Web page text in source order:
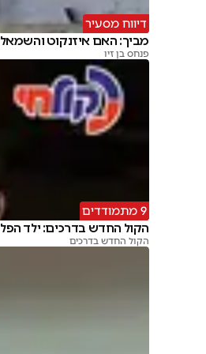
דיווח מסעיר
מביך: האם איזנקוט
פנחס בן זיו
9 מתמודדים
הקול החדש בדרכים: ילד
הקול החדש בדרכים